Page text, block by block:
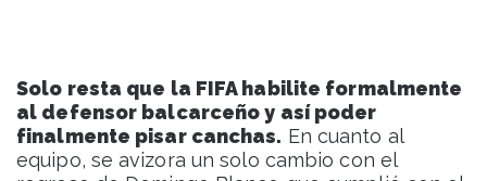
Solo resta que la FIFA habilite formalmente
al defensor balcarceño y así poder
finalmente pisar canchas. En cuanto al
equipo, se avizora un solo cambio con el